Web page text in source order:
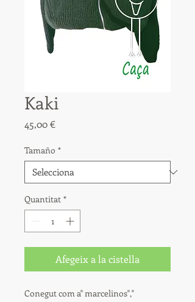
Kaki
45,00 €Price
Tamaño *
Quantitat *
Afegeix a la cistella
Conegut com a" marcelinos","